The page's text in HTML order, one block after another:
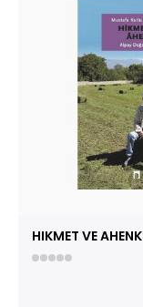
HIKMET VE AHENK